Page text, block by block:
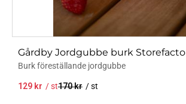
Gårdby Jordgubbe burk
Burk föreställande jordgubbe
129 kr /st170kr /st